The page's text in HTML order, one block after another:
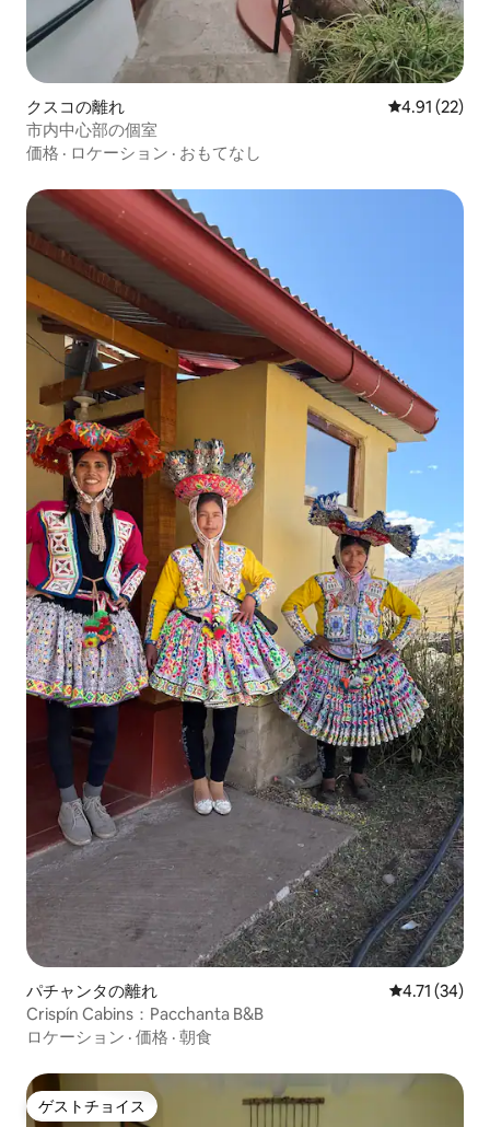
クスコの離れ レビュー22
4.91 (22)
市内中心部の個室
価格 · ロケーション · おもてなし
パチャンタの離れ レビュー34
4.71 (34)
Crispín Cabins：Pacchanta B&B
ロケーション · 価格 · 朝食
ゲストチョイス
ゲストチョイス